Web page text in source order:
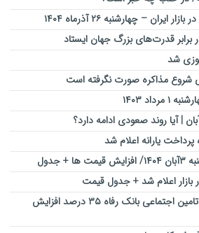
– چهارشنبه ۲۶ آذرماه ۱۴۰۴
برابر قدرت‌های بزرگ جهان ایستاد‌
شد
شروع مذاکره صورت نگرفته است
۱۴۰۳
یارانه اعلام شد
اعلام شد + جدول قیمت
فوری/حقوق بازنشستگان تامین اجتماعی بانک رفاه ۳۵ درصد افزایش